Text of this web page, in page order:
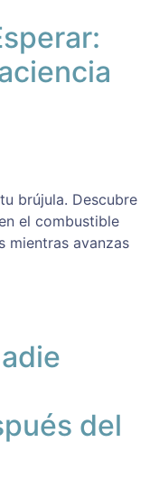
brújula. Descubre
el combustible
mientras avanzas
del